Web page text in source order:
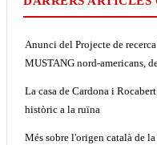
Anunci del Projecte de
MUSTANG nord-americans,
La casa de Cardona i
històric a la ruïna
Més sobre l'origen català de